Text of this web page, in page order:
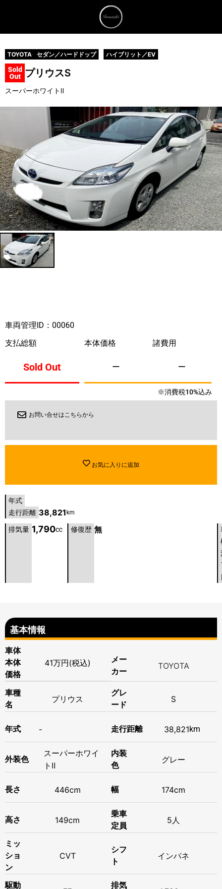
TOYOTA セダン／ハードドップ ハイブリット／EV
Sold
Out プリウスS
スーパーホワイトⅡ
車両管理ID：00060
支払総額
Sold Out
本体価格
ー
諸費用
ー
※消費税10%込み
お問い合せはこちらから
お気に入りに追加
年式
走行距離 38,821 km
排気量 1,790cc 修復歴 無
基本情報
車体
本体
価格
41万円(税込)
メー
カー
TOYOTA
車種
名
プリウス
グレ
ード
S
年式 - 走行距離 38,821km
外装色
スーパーホワイ
トⅡ
内装
色
グレー
長さ 446cm 幅 174cm
高さ 149cm
乗車
定員
5人
ミッ
ショ
ン
CVT
シフ
ト
インパネ
駆動 排気